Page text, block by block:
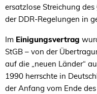
ersatzlose Streichung
der DDR-Regelungen in
Im Einigungsvertrag
StGB – von der
auf die „neuen Länder“
1990 herrschte in
der Anfang vom Ende